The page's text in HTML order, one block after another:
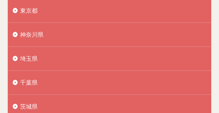
東京都
神奈川県
埼玉県
千葉県
茨城県